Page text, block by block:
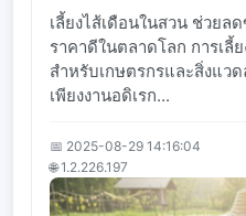
เลี้ยงไส้เดือนในสวน ช่วยล
ราคาดีในตลาดโลก การเลี้
สำหรับเกษตรกรและสิ่งแว
เพียงงานอดิเรก...
📅 2025-08-29 14:16:04
🌐 1.2.226.197